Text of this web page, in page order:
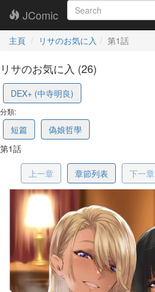
JComic
主頁 リサのお気に入 第1話
リサのお気に入 (26)
DEX+ (中寺明良)
分類:
短篇
偽娘哲學
第1話
上一章 章節列表 下一章